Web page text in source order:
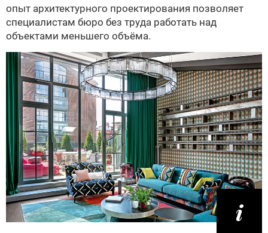
опыт архитектурного проектирования позволяет
специалистам бюро без труда работать над
объектами меньшего объёма.